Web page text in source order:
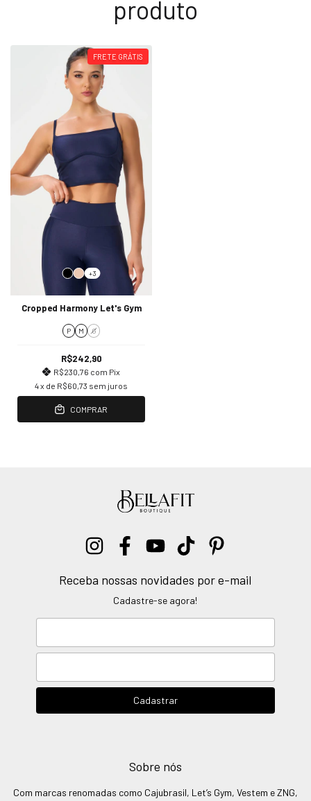
produto
FRETE GRÁTIS
+3
Cropped Harmony Let's Gym
P M G
R$242,90
R$230,76 com Pix
4x de R$60,73 sem juros
COMPRAR
Receba nossas novidades por e-mail
Cadastre-se agora!
Sobre nós
Com marcas renomadas como Cajubrasil, Let’s Gym, Vestem e ZNG,